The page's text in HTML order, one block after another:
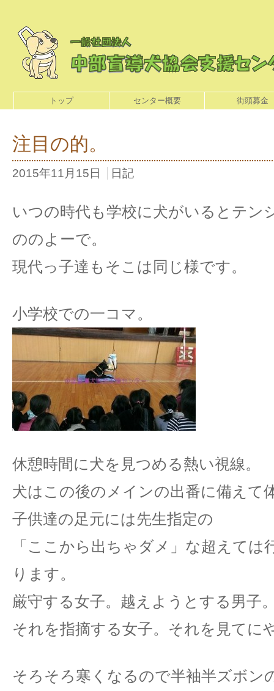
トップ センター概要 街頭募金
注目の的。
2015年11月15日 日記
いつの時代も学校に犬がいるとテン
ののよーで。
現代っ子達もそこは同じ様です。
小学校での一コマ。
休憩時間に犬を見つめる熱い視線。
犬はこの後のメインの出番に備えて
子供達の足元には先生指定の
「ここから出ちゃダメ」な超えては
ります。
厳守する女子。越えようとする男子
それを指摘する女子。それを見てに
そろそろ寒くなるので半袖半ズボン